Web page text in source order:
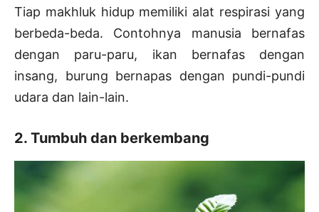
Tiap makhluk hidup memiliki alat respirasi yang
berbeda-beda. Contohnya manusia bernafas
dengan paru-paru, ikan bernafas dengan
insang, burung bernapas dengan pundi-pundi
udara dan lain-lain.
2. Tumbuh dan berkembang